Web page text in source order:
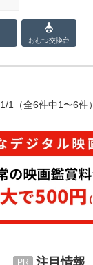
おむつ交換台
1/1 （全6件中1〜6件）
注目情報